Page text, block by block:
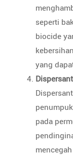
seperti
biocide
yang
Dispersant
pada